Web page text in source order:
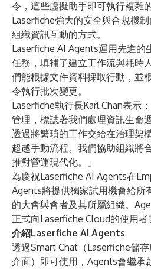
令，這些虛擬助手即可執行複雜
Laserfiche強大的安全與合規機
組織資訊互動的方式。
Laserfiche AI Agents運用先進的
任務，填補了建立工作流與耗時
們能根據文件資料採取行動，並
令執行批次變更。
Laserfiche執行長Karl Chan表示
管理，標誌著我們處理資訊生命
透過將繁瑣的工作交給在治理架
超越手動流程。我們協助組織將
推對營運現代化。」
為慶祝Laserfiche AI Agents在
Agents將提供獨家試用機會給所
的大會與會者及其所屬組織。
正式向Laserfiche Cloud的使用者
介紹Laserfiche AI Agents
透過Smart Chat（Laserfiche儲
介面）即可使用，Agents會繼承